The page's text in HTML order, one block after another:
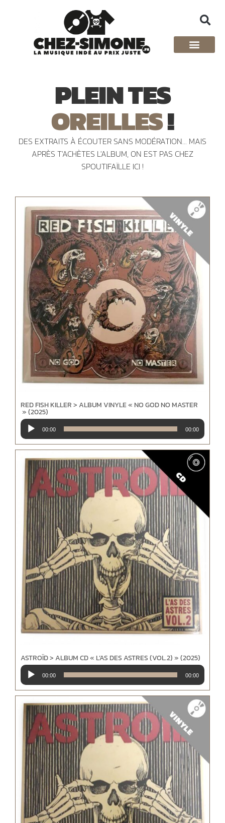
PLEIN TES
OREILLES!
DES EXTRAITS À ÉCOUTER SANS MODÉRATION... MAIS
APRÈS T'ACHÈTES L'ALBUM, ON EST PAS CHEZ
SPOUTIFAÏLLE ICI !
RED FISH KILLER > ALBUM VINYLE « NO GOD NO MASTER
» (2025)
Lecteur
audio
00:00 00:00
ASTROÏD > ALBUM CD « L’AS DES ASTRES (VOL.2) » (2025)
Lecteur
audio
00:00 00:00